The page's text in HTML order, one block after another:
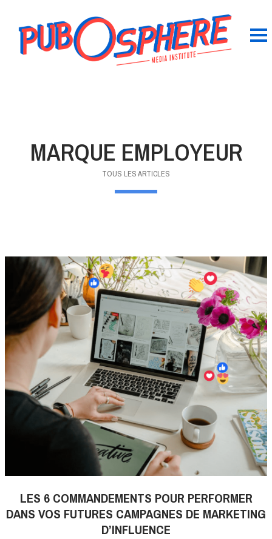
MARQUE EMPLOYEUR
TOUS LES ARTICLES
LES 6 COMMANDEMENTS POUR PERFORMER
DANS VOS FUTURES CAMPAGNES DE MARKETING
D’INFLUENCE